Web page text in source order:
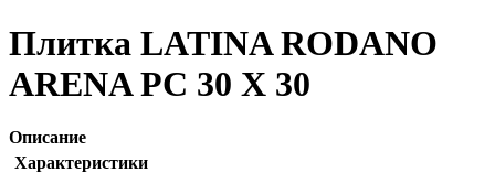
Плитка LATINA RODANO
ARENA PC 30 X 30
Описание
Характеристики